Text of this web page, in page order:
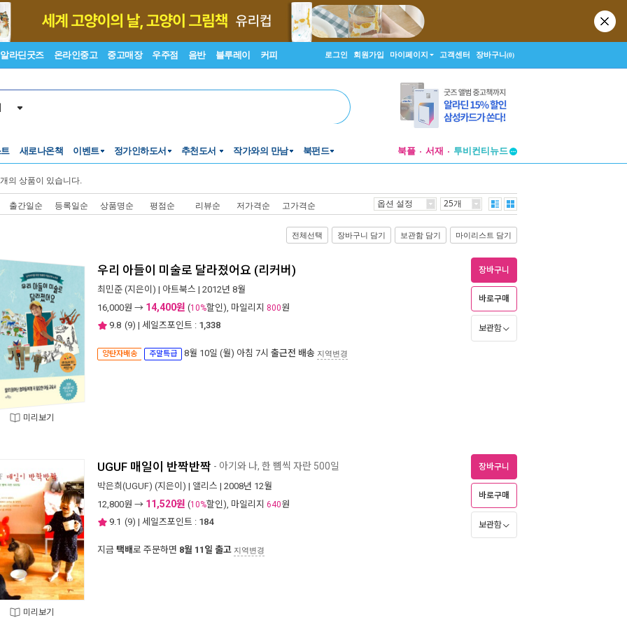
알라딘굿즈 온라인중고 중고매장 우주점 음반 블루레이 커피 로그인 회원가입 마이페이지 고객센터 장바구니(0)
새로나온책 이벤트 정가인하도서 추천도서 작가와의 만남 북펀드 북플 서재
투비컨티뉴드
개의 상품이 있습니다.
출간일순 등록일순 상품명순 평점순 리뷰순 저가격순 고가격순 옵션 설정 25개
전체선택 장바구니 담기 보관함 담기 마이리스트 담기
미리보기
우리 아들이 미술로 달라졌어요 (리커버)
최민준 (지은이) | 아트북스 | 2012년 8월
16,000원 → 14,400원 (10%할인), 마일리지 800원
9.8 (9) | 세일즈포인트 : 1,338
양탄자배송 주말특급 8월 10일 (월) 아침 7시 출근전 배송 지역변경
장바구니
바로구매
보관함
미리보기
UGUF 매일이 반짝반짝 - 아기와 나, 한 뼘씩 자란 500일
박은희(UGUF) (지은이) | 앨리스 | 2008년 12월
12,800원 → 11,520원 (10%할인), 마일리지 640원
9.1 (9) | 세일즈포인트 : 184
지금 택배로 주문하면 8월 11일 출고 지역변경
장바구니
바로구매
보관함